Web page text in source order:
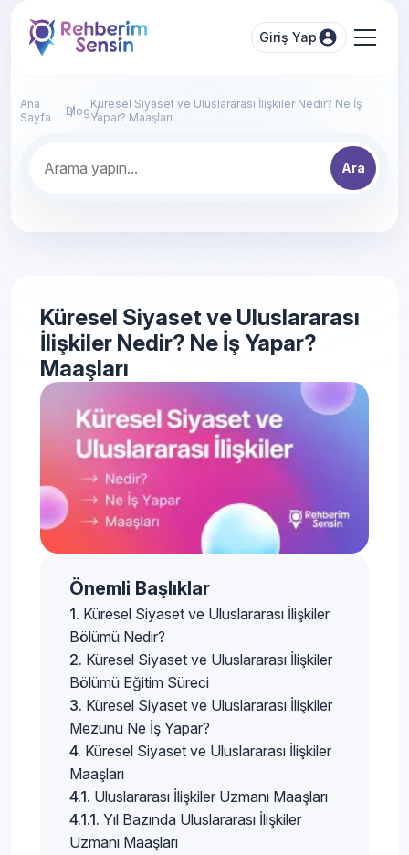
Giriş Yap
Ana
Sayfa
BlogKüresel Siyaset ve Uluslararası İlişkiler Nedir? Ne İş
Yapar? Maaşları
Ara
Küresel Siyaset ve Uluslararası
İlişkiler Nedir? Ne İş Yapar?
Maaşları
Önemli Başlıklar
Küresel Siyaset ve Uluslararası İlişkiler
Bölümü Nedir?
Küresel Siyaset ve Uluslararası İlişkiler
Bölümü Eğitim Süreci
Küresel Siyaset ve Uluslararası İlişkiler
Mezunu Ne İş Yapar?
Küresel Siyaset ve Uluslararası İlişkiler
Maaşları
Uluslararası İlişkiler Uzmanı Maaşları
Yıl Bazında Uluslararası İlişkiler
Uzmanı Maaşları